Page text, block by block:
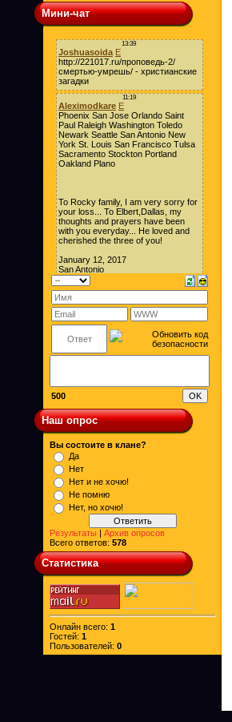
Мини-чат
500
Наш опрос
Вы состоите в клане?
Да
Нет
Нет и не хочю!
Не помню
Нет, но хочю!
Результаты | Архив опросов
Всего ответов: 578
Статистика
Онлайн всего: 1
Гостей: 1
Пользователей: 0